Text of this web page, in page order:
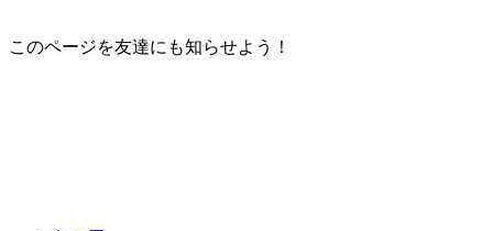
このページを友達にも知らせよう！